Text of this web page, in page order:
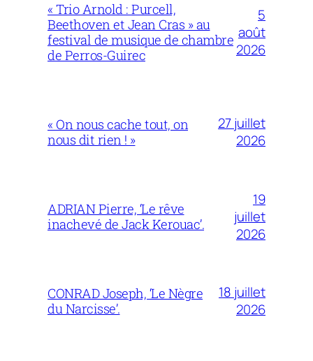
« Trio Arnold : Purcell,
Beethoven et Jean Cras » au
festival de musique de chambre
de Perros-Guirec
5
août
2026
« On nous cache tout, on
nous dit rien ! »
27 juillet
2026
ADRIAN Pierre, ‘Le rêve
inachevé de Jack Kerouac’.
19
juillet
2026
CONRAD Joseph, ‘Le Nègre
du Narcisse’.
18 juillet
2026